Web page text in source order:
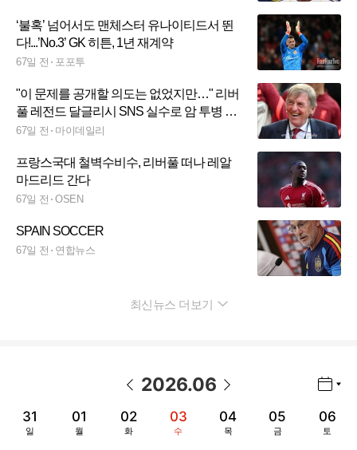
‘불혹’ 넘어서도 맨체스터 유나이티드서 뛴
다!...’No.3’ GK 히튼, 1년 재계약
67일 전 포포투
"이 문제를 공개할 의도는 없었지만…" 리버
풀 레전드 달글리시 SNS 실수로 암 투병 사
실 공개
67일 전 마이데일리
프랑스국대 철벽수비수, 리버풀 떠나 레알
마드리드 간다
67일 전 OSEN
SPAIN SOCCER
67일 전 연합뉴스
최신뉴스 더보기
2026.06
31
일
01
월
02
화
03
수
04
목
05
금
06
토